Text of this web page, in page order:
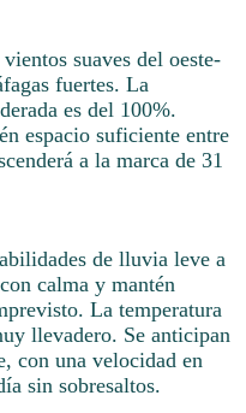
suaves del oeste-
fuertes. La
es del 100%.
espacio suficiente entre
a la marca de 31
de lluvia leve a
calma y mantén
La temperatura
llevadero. Se anticipan
con una velocidad en
sin sobresaltos.